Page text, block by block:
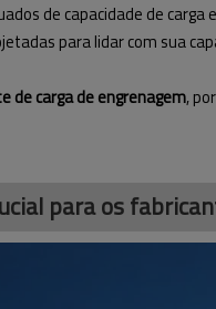
de capacidade de
para lidar com sua
de carga de engrenagem,
para os